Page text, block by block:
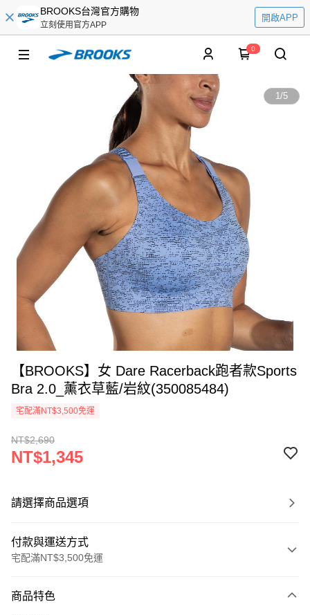
BROOKS台灣官方購物
立刻使用官方APP
開啟APP
0
1/5
【BROOKS】女 Dare Racerback跑者款Sports
Bra 2.0_薰衣草藍/岩紋(350085484)
宅配滿NT$3,500免運
NT$2,690
NT$1,345
請選擇商品選項
付款與運送方式
宅配滿NT$3,500免運
信用卡一次付款
商品特色